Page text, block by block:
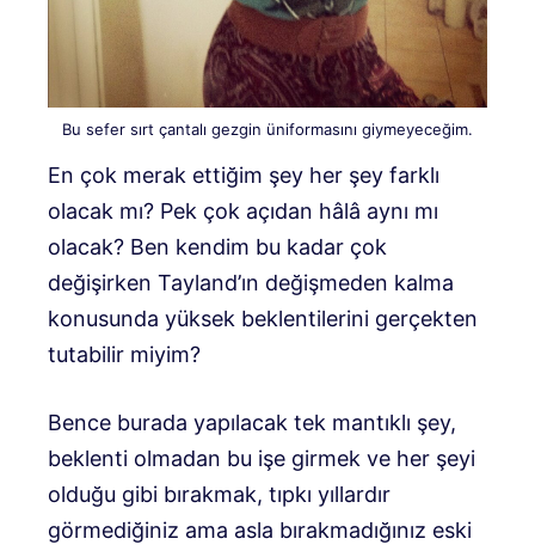
Bu sefer sırt çantalı gezgin üniformasını giymeyeceğim.
En çok merak ettiğim şey her şey farklı
olacak mı? Pek çok açıdan hâlâ aynı mı
olacak? Ben kendim bu kadar çok
değişirken Tayland’ın değişmeden kalma
konusunda yüksek beklentilerini gerçekten
tutabilir miyim?
Bence burada yapılacak tek mantıklı şey,
beklenti olmadan bu işe girmek ve her şeyi
olduğu gibi bırakmak, tıpkı yıllardır
görmediğiniz ama asla bırakmadığınız eski